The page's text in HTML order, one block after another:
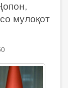
мулоқот